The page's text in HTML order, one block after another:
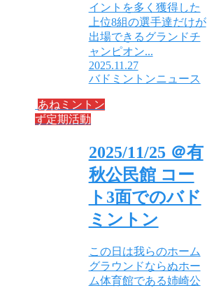
イントを多く獲得した
上位8組の選手達だけが
出場できるグランドチ
ャンピオン...
2025.11.27
バドミントンニュース
あねミントン
ず定期活動
2025/11/25 ＠有
秋公民館 コー
ト3面でのバド
ミントン
この日は我らのホーム
グラウンドならぬホー
ム体育館である姉崎公